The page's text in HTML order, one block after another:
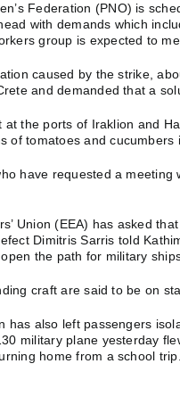
Federation (PNO) is
with demands which
group is expected to
caused by the strike,
and demanded that a
at the ports of Iraklion and
of tomatoes and cucumbers
have requested a
Union (EEA) has asked
Dimitris Sarris told
the path for military
craft are said to be on
has also left passengers
military plane yesterday
home from a school trip.